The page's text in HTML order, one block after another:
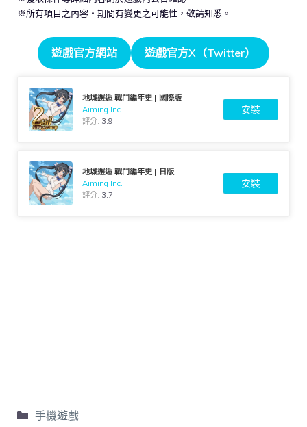
※所有項目之內容・期間有變更之可能性，敬請知悉。
遊戲官方網站 遊戲官方X（Twitter）
地城邂逅 戰鬥編年史 | 國際版
Aiming Inc.
評分: 3.9
安裝
地城邂逅 戰鬥編年史 | 日版
Aiming Inc.
評分: 3.7
安裝
手機遊戲